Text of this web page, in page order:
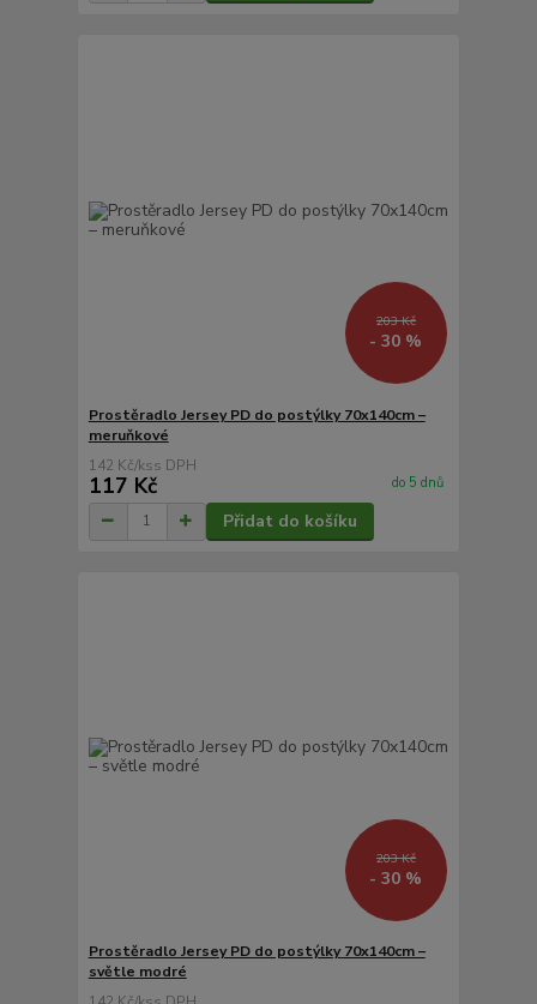
203 Kč
- 30 %
Prostěradlo Jersey PD do postýlky 70x140cm –
meruňkové
142 Kč/ks
117 Kč do 5 dnů
Přidat do košíku
203 Kč
- 30 %
Prostěradlo Jersey PD do postýlky 70x140cm –
světle modré